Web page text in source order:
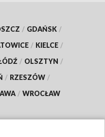
/ GDAŃSK /
/ KIELCE /
/ OLSZTYN /
/ RZESZÓW /
/ WROCŁAW